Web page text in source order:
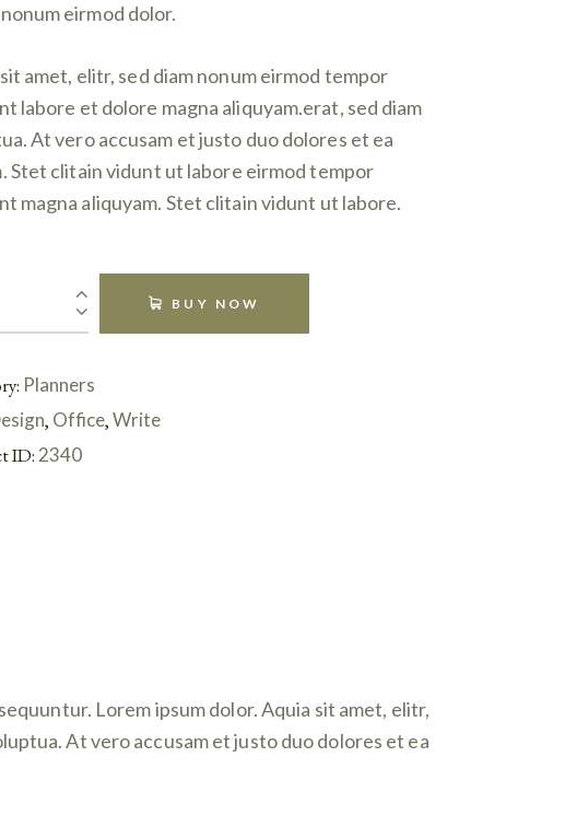
eirmod dolor.
amet, elitr, sed diam nonum eirmod tempor
labore et dolore magna aliquyam.erat, sed diam
At vero accusam et justo duo dolores et ea
Stet clitain vidunt ut labore eirmod tempor
magna aliquyam. Stet clitain vidunt ut labore.
BUY NOW
Planners
, Office,Write
ID:2340
Lorem ipsum dolor. Aquia sit amet, elitr,
At vero accusam et justo duo dolores et ea